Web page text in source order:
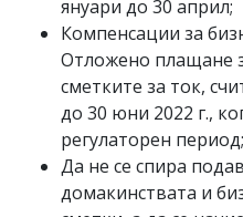
януари до 30 април;
Компенсации за
Отложено плащане
сметките за ток,
до 30 юни 2022 г.,
регулаторен период;
Да не се спира
домакинствата и